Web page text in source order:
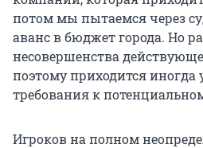
потом мы пытаемся через
аванс в бюджет города. Но
несовершенства
поэтому приходится
требования к
Игроков на полном